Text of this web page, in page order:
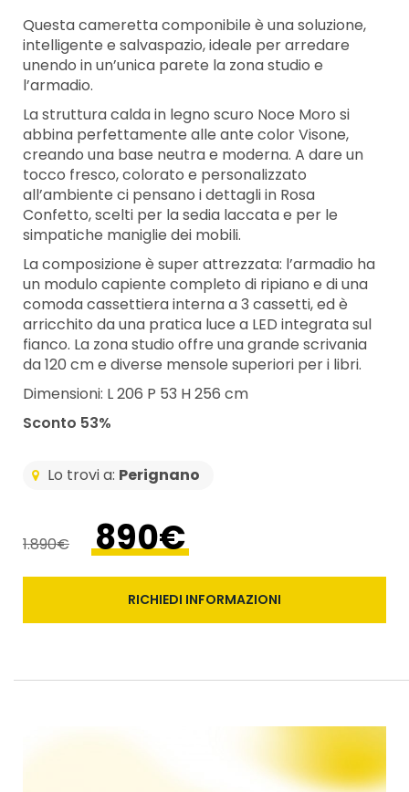
Questa cameretta componibile è una soluzione,
intelligente e salvaspazio, ideale per arredare
unendo in un’unica parete la zona studio e
l’armadio.
La struttura calda in legno scuro Noce Moro si
abbina perfettamente alle ante color Visone,
creando una base neutra e moderna. A dare un
tocco fresco, colorato e personalizzato
all’ambiente ci pensano i dettagli in Rosa
Confetto, scelti per la sedia laccata e per le
simpatiche maniglie dei mobili.
La composizione è super attrezzata: l’armadio ha
un modulo capiente completo di ripiano e di una
comoda cassettiera interna a 3 cassetti, ed è
arricchito da una pratica luce a LED integrata sul
fianco. La zona studio offre una grande scrivania
da 120 cm e diverse mensole superiori per i libri.
Dimensioni: L 206 P 53 H 256 cm
Sconto 53%
Lo trovi a: Perignano
1.890€ 890€
RICHIEDI INFORMAZIONI